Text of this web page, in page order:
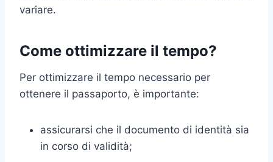
variare.
Come ottimizzare il tempo?
Per ottimizzare il tempo necessario per
ottenere il passaporto, è importante:
assicurarsi che il documento di identità sia
in corso di validità;